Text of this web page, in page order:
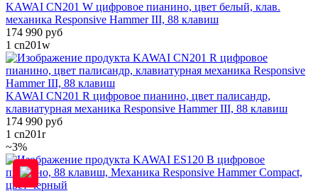
KAWAI CN201 W цифровое пианино, цвет белый, клав.
механика Responsive Hammer III, 88 клавиш
174 990 руб
1 cn201w
KAWAI CN201 R цифровое пианино, цвет палисандр,
клавиатурная механика Responsive Hammer III, 88 клавиш
174 990 руб
1 cn201r
~3%